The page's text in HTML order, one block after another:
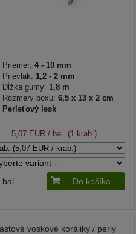
Priemer: 4 - 10 mm
Prievlak: 1,2 - 2 mm
Dĺžka gumy: 1,8 m
Rozmery boxu: 6,5 x 13 x 2 cm
Perleťový lesk
5,07 EUR/ bal. (1 krab.)
bal. Do košíka
voskové koráliky / perly